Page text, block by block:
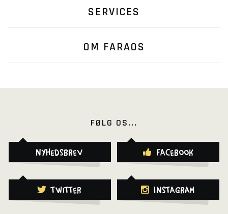
SERVICES
OM FARAOS
FØLG OS...
Nyhedsbrev Facebook
Twitter Instagram